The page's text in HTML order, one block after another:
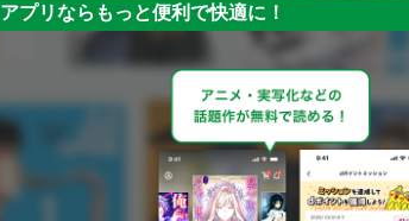
アプリならもっと便利で快適に！